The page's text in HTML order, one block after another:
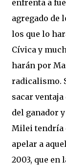
enfrenta a
agregado de
los que lo
Cívica y
harán por
radicalismo.
sacar
del ganador
Milei tendría
apelar a
2003, que en